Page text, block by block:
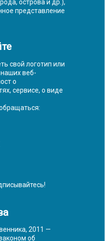
острова и др.),
представление
свой логотип или
веб-
о
сервисе, о виде
2011 —
об